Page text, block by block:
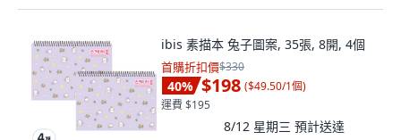
ibis 素描本 兔子圖案, 35張, 8開, 4個
首購折扣價$330
40% $198 ($49.50/1個)
運費 $195
8/12 星期三 預計送達